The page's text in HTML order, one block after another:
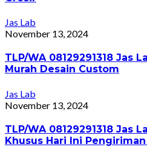
Jas Lab
November 13, 2024
TLP/WA 08129291318 Jas
Murah Desain Custom
Jas Lab
November 13, 2024
TLP/WA 08129291318 Jas
Khusus Hari Ini